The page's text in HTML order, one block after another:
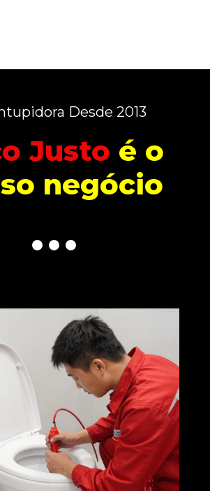
Desde 2013
Justo é
o negócio